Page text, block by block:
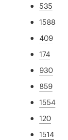
535
1588
409
174
930
859
1554
120
1514